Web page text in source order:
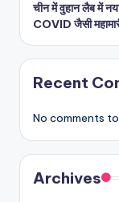
चीन में वुहान लैब में
COVID जैसी
Recent
No comments
Archives